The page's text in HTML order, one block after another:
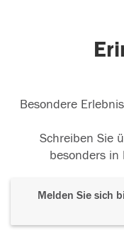
Besondere
Schreiben Sie
besonders in
Melden Sie sich